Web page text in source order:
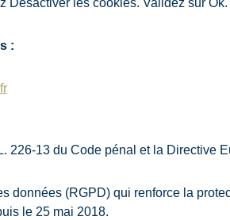
Désactiver les cookies. Validez sur Ok.
:
226-13 du Code pénal et la Directive
données (RGPD) qui renforce la
le 25 mai 2018.